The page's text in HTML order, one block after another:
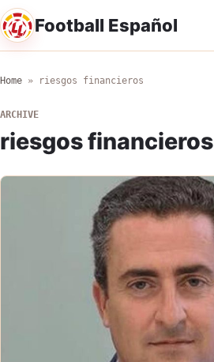
Football Español
Home » riesgos financieros
ARCHIVE
riesgos financieros